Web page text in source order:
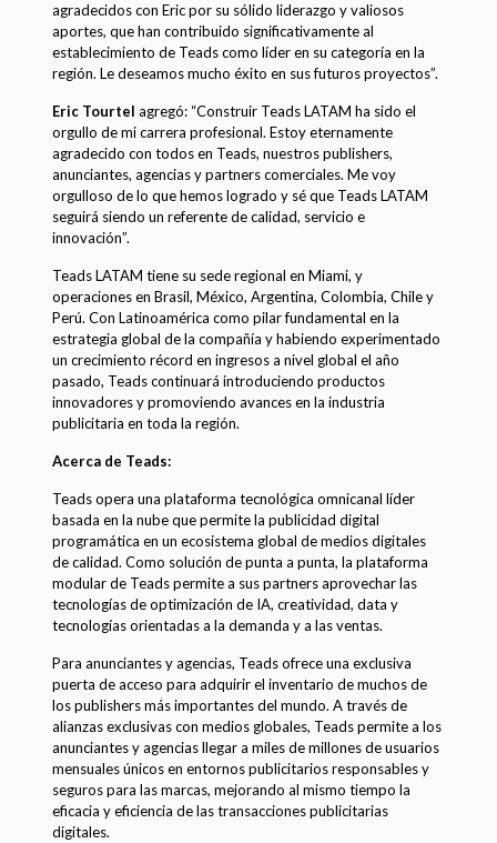
agradecidos con Eric por su sólido liderazgo y valiosos
aportes, que han contribuido significativamente al
establecimiento de Teads como líder en su categoría en la
región. Le deseamos mucho éxito en sus futuros proyectos”.
Eric Tourtel agregó: “Construir Teads LATAM ha sido el
orgullo de mi carrera profesional. Estoy eternamente
agradecido con todos en Teads, nuestros publishers,
anunciantes, agencias y partners comerciales. Me voy
orgulloso de lo que hemos logrado y sé que Teads LATAM
seguirá siendo un referente de calidad, servicio e
innovación”.
Teads LATAM tiene su sede regional en Miami, y
operaciones en Brasil, México, Argentina, Colombia, Chile y
Perú. Con Latinoamérica como pilar fundamental en la
estrategia global de la compañía y habiendo experimentado
un crecimiento récord en ingresos a nivel global el año
pasado, Teads continuará introduciendo productos
innovadores y promoviendo avances en la industria
publicitaria en toda la región.
Acerca de Teads:
Teads opera una plataforma tecnológica omnicanal líder
basada en la nube que permite la publicidad digital
programática en un ecosistema global de medios digitales
de calidad. Como solución de punta a punta, la plataforma
modular de Teads permite a sus partners aprovechar las
tecnologías de optimización de IA, creatividad, data y
tecnologías orientadas a la demanda y a las ventas.
Para anunciantes y agencias, Teads ofrece una exclusiva
puerta de acceso para adquirir el inventario de muchos de
los publishers más importantes del mundo. A través de
alianzas exclusivas con medios globales, Teads permite a los
anunciantes y agencias llegar a miles de millones de usuarios
mensuales únicos en entornos publicitarios responsables y
seguros para las marcas, mejorando al mismo tiempo la
eficacia y eficiencia de las transacciones publicitarias
digitales.